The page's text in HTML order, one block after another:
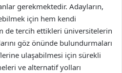
gerekmektedir. Adayların,
için hem kendi
de tercih ettikleri üniversitelerin
göz önünde bulundurmaları
ulaşabilmesi için sürekli
ve alternatif yolları